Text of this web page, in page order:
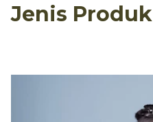
Jenis Produk